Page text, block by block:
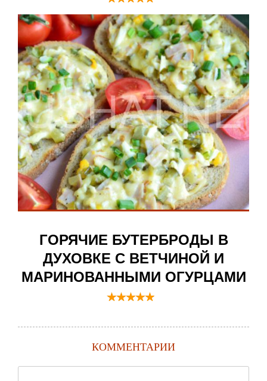
ГОРЯЧИЕ БУТЕРБРОДЫ В
ДУХОВКЕ С ВЕТЧИНОЙ И
МАРИНОВАННЫМИ ОГУРЦАМИ
КОММЕНТАРИИ